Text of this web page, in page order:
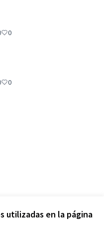
utilizadas en la página
0
0